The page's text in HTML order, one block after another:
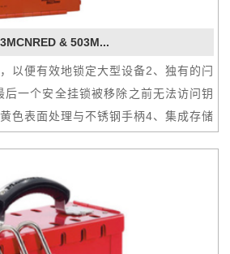
& 503M...
以便有效地锁定大型设备2、独有的闩
一个安全挂锁被移除之前无法访问钥
色表面处理与不锈钢手柄4、集成存储